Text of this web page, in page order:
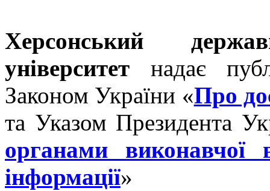
Херсонський
університет надає
Законом України «Про
та Указом Президента
органами виконавчої
інформації»